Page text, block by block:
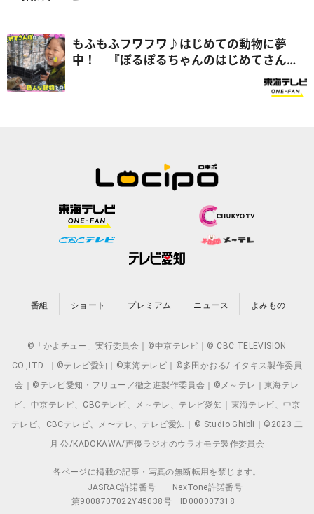
もふもふフワフワ♪はじめての動物に夢
中！ 『ぽるぽるちゃんのはじめてさん
番組 ショート プレミアム ニュース よみもの
©「かよチュー」実行委員会｜©中京テレビ｜© CBC TELEVISION
CO.,LTD. ｜©テレビ愛知｜©東海テレビ｜©多田かおる/ イタキス製作委員
会｜©テレビ愛知・フリュー／徹之進製作委員会｜©メ～テレ｜東海テレ
ビ、中京テレビ、CBCテレビ、メ～テレ、テレビ愛知｜東海テレビ、中京
テレビ、CBCテレビ、メ〜テレ、テレビ愛知｜© Studio Ghibli｜©2023 二
月 公/KADOKAWA/声優ラジオのウラオモテ製作委員会
各ページに掲載の記事・写真の無断転用を禁じます。
JASRAC許諾番号
NexTone許諾番号
第9008707022Y45038号
ID000007318